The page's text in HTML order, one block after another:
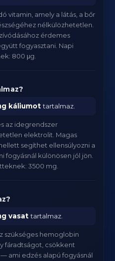
vitamin, amely a látás, a bőr
nélkülözhetetlen.
érdemes
fogyasztani. Napi
800 μg.
káliumottartalmaz.
az idegrendszer
elektrolit. Magas
segíthet ellensúlyozni a
fogyásnál különösen jól jön.
3500 mg.
vasattartalmaz.
szükséges hemoglobin
fáradtságot, csökkent
ami edzés alapú fogyásnál